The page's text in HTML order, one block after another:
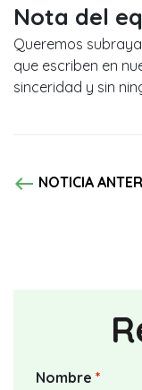
Nota del
Queremos
que escriben en
sinceridad y sin
west NOTICIA
Nombre *